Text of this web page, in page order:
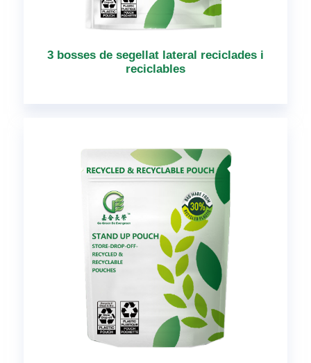
3 bosses de segellat lateral reciclades i
reciclables